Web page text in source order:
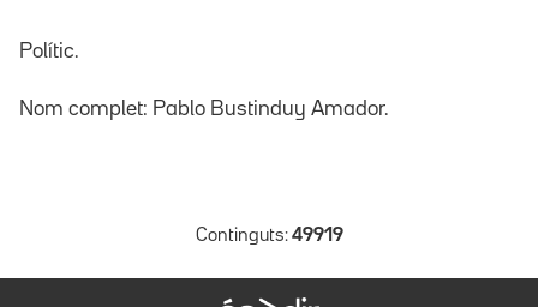
Polític.
Nom complet: Pablo Bustinduy Amador.
Continguts: 49919